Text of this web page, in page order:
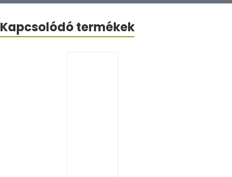
Kapcsolódó termékek